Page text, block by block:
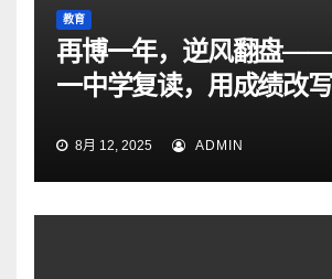
教育
再博一年，逆风翻盘
一中学复读，用成绩改
8月 12, 2025 ADMIN